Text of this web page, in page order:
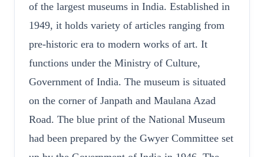
of the largest museums in India. Established in
1949, it holds variety of articles ranging from
pre-historic era to modern works of art. It
functions under the Ministry of Culture,
Government of India. The museum is situated
on the corner of Janpath and Maulana Azad
Road. The blue print of the National Museum
had been prepared by the Gwyer Committee set